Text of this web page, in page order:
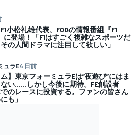
小松礼雄代表、FODの情報番組『F1
に登場！「F1はすごく複雑なスポーツだ
の人間ドラマに注目して欲しい」
ュラE4 日前
ム】東京フォーミュラEは”夜遊び”にはま
い……しかし今後に期待。FE創設者
でのレースに投資する。ファンの皆さん
も」